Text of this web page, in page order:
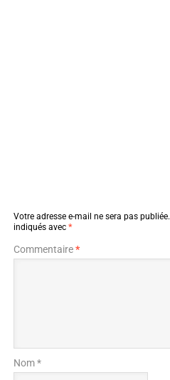
Votre adresse e-mail ne sera pas publiée.
indiqués avec *
Commentaire*
Nom *